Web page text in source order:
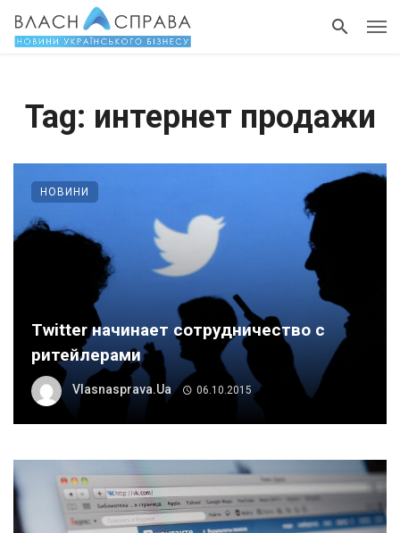
Tag: интернет продажи
Twitter начинает сотрудничество с
ритейлерами
Vlasnasprava.ua 06.10.2015
НОВИНИ